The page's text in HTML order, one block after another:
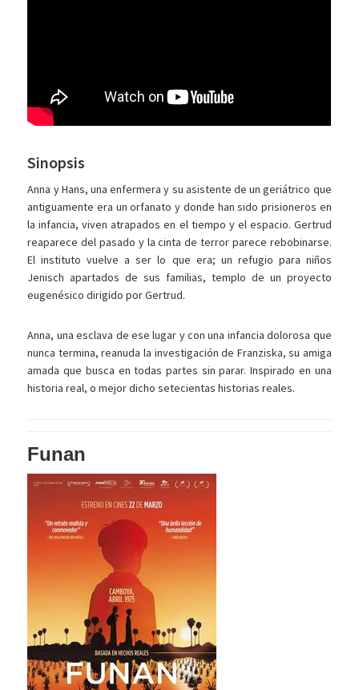
Sinopsis
Anna y Hans, una enfermera y su asistente de un geriátrico que
antiguamente era un orfanato y donde han sido prisioneros en
la infancia, viven atrapados en el tiempo y el espacio. Gertrud
reaparece del pasado y la cinta de terror parece rebobinarse.
El instituto vuelve a ser lo que era; un refugio para niños
Jenisch apartados de sus familias, templo de un proyecto
eugenésico dirigido por Gertrud.
Anna, una esclava de ese lugar y con una infancia dolorosa que
nunca termina, reanuda la investigación de Franziska, su amiga
amada que busca en todas partes sin parar. Inspirado en una
historia real, o mejor dicho setecientas historias reales.
Funan